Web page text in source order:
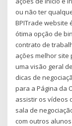
ou não ter
BPITrade website
ótima opção de
contrato de
ações melhor site
uma visão geral
dicas de
para a Página da
assistir os vídeos
sala de
com outros